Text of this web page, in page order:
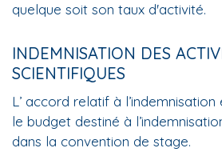
quelque soit son taux d'activité.
INDEMNISATION DES
SCIENTIFIQUES
L’ accord relatif à
le budget destiné à
dans la convention de stage.